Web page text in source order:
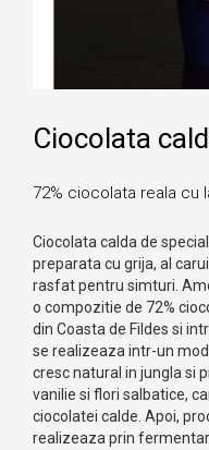
Ciocolata
72% ciocolata reala cu
Ciocolata calda de
preparata cu grija, al
rasfat pentru simturi.
o compozitie de 72%
din Coasta de Fildes si
se realizeaza intr-un
cresc natural in jungla si
vanilie si flori salbatice,
ciocolatei calde. Apoi,
realizeaza prin